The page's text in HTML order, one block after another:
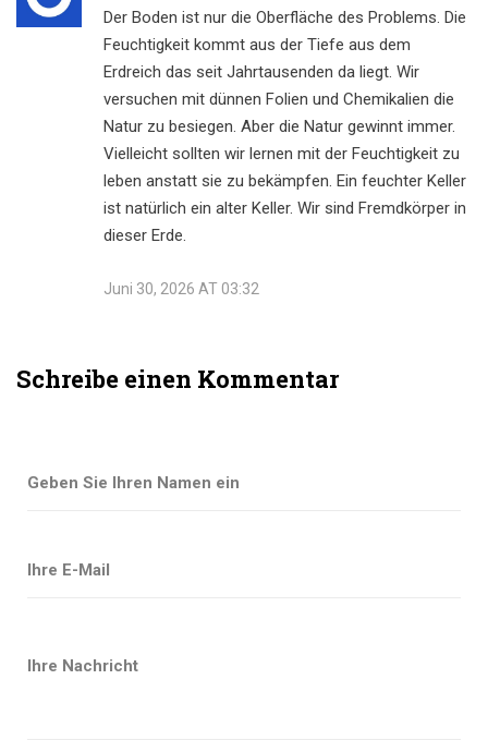
Der Boden ist nur die Oberfläche des Problems. Die
Feuchtigkeit kommt aus der Tiefe aus dem
Erdreich das seit Jahrtausenden da liegt. Wir
versuchen mit dünnen Folien und Chemikalien die
Natur zu besiegen. Aber die Natur gewinnt immer.
Vielleicht sollten wir lernen mit der Feuchtigkeit zu
leben anstatt sie zu bekämpfen. Ein feuchter Keller
ist natürlich ein alter Keller. Wir sind Fremdkörper in
dieser Erde.
Juni 30, 2026 AT 03:32
Schreibe einen Kommentar